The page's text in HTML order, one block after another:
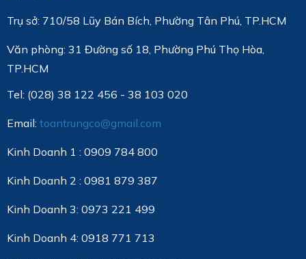
Trụ sở: 710/58 Lũy Bán Bích, Phường Tân Phú, TP.HCM
Văn phòng: 31 Đường số 18, Phường Phú Thọ Hòa,
TP.HCM
Tel: (028) 38 122 456 - 38 103 020
Email: toantrungco@gmail.com
Kinh Doanh 1 : 0909 784 800
Kinh Doanh 2 : 0981 879 387
Kinh Doanh 3: 0973 221 499
Kinh Doanh 4: 0918 771 713